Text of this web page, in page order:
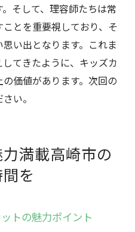
そして、理容師たちは常
とを重要視しており、そ
い出となります。これま
てきたように、キッズカ
価値があります。次回の
い。
満載高崎市の
を
トの魅力ポイント